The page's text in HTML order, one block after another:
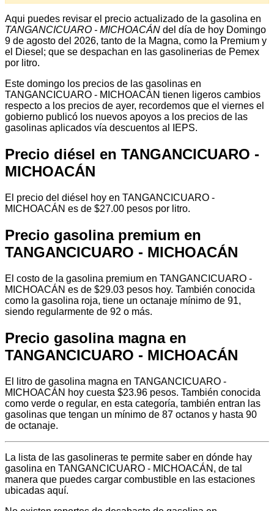
Aqui puedes revisar el precio actualizado de la gasolina en
TANGANCICUARO - MICHOACÁN del día de hoy Domingo
9 de agosto del 2026, tanto de la Magna, como la Premium y
el Diesel; que se despachan en las gasolinerias de Pemex
por litro.
Este domingo los precios de las gasolinas en
TANGANCICUARO - MICHOACÁN tienen ligeros cambios
respecto a los precios de ayer, recordemos que el viernes el
gobierno publicó los nuevos apoyos a los precios de las
gasolinas aplicados vía descuentos al IEPS.
Precio diésel en TANGANCICUARO -
MICHOACÁN
El precio del diésel hoy en TANGANCICUARO -
MICHOACÁN es de $27.00 pesos por litro.
Precio gasolina premium en
TANGANCICUARO - MICHOACÁN
El costo de la gasolina premium en TANGANCICUARO -
MICHOACÁN es de $29.03 pesos hoy. También conocida
como la gasolina roja, tiene un octanaje mínimo de 91,
siendo regularmente de 92 o más.
Precio gasolina magna en
TANGANCICUARO - MICHOACÁN
El litro de gasolina magna en TANGANCICUARO -
MICHOACÁN hoy cuesta $23.96 pesos. También conocida
como verde o regular, en esta categoría, también entran las
gasolinas que tengan un mínimo de 87 octanos y hasta 90
de octanaje.
La lista de las gasolineras te permite saber en dónde hay
gasolina en TANGANCICUARO - MICHOACÁN, de tal
manera que puedes cargar combustible en las estaciones
ubicadas aquí.